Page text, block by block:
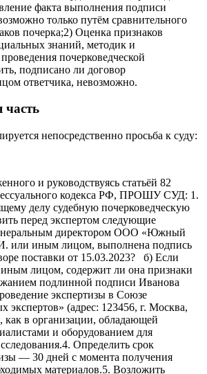
факта выполнения подписи
только путём сравнительного
почерка;2) Оценка признаков
знаний, методик и
почерковедческой
подписано ли договор
ответчика, невозможно.
часть
непосредственно просьба к суду:
и руководствуясь статьёй 82
кодекса РФ, ПРОШУ СУД: 1.
делу судебную почерковедческую
перед экспертом следующие
директором ООО «Южный
или иным лицом, выполнена подпись
поставки от 15.03.2023? б) Если
лицом, содержит ли она признаки
подлинной подписи Иванова
экспертизы в Союзе
экспертов» (адрес: 123456, г. Москва,
как в организации, обладающей
и оборудованием для
Определить срок
— 30 дней с момента получения
материалов.5. Возложить